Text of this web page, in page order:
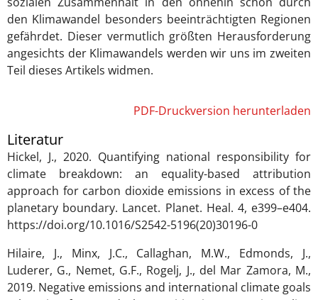
den Klimawandel besonders beeinträchtigten Regionen
gefährdet. Dieser vermutlich größten Herausforderung
angesichts der Klimawandels werden wir uns im zweiten
Teil dieses Artikels widmen.
PDF-Druckversion herunterladen
Literatur
Hickel, J., 2020. Quantifying national responsibility for
climate breakdown: an equality-based attribution
approach for carbon dioxide emissions in excess of the
planetary boundary. Lancet. Planet. Heal. 4, e399–e404.
https://doi.org/10.1016/S2542-5196(20)30196-0
Hilaire, J., Minx, J.C., Callaghan, M.W., Edmonds, J.,
Luderer, G., Nemet, G.F., Rogelj, J., del Mar Zamora, M.,
2019. Negative emissions and international climate goals